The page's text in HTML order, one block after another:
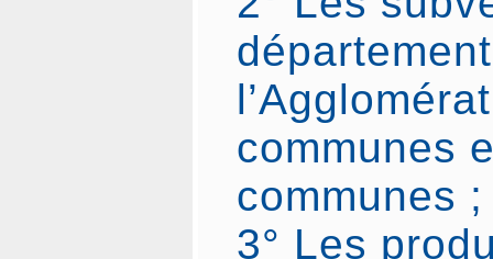
communes
communes ;
3° Les